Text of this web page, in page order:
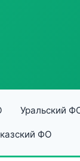
Уральский
ФО